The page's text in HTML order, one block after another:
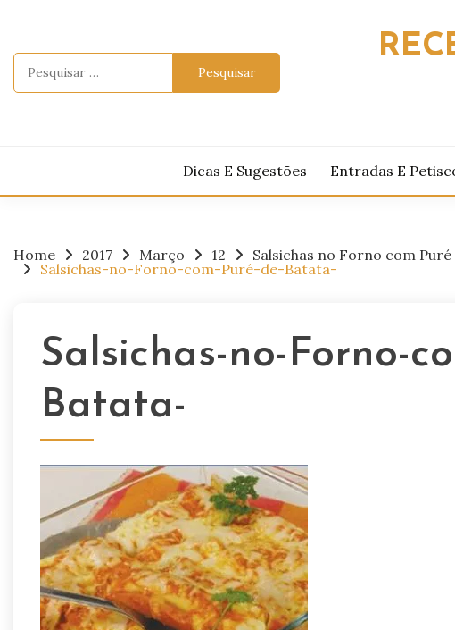
content
Dicas E Sugestões Entradas E
Home 2017 Março 12
Salsichas no Forno com
Salsichas-no-Forno-com-Puré-de-Batata-
Salsichas-no-Forno-
Batata-